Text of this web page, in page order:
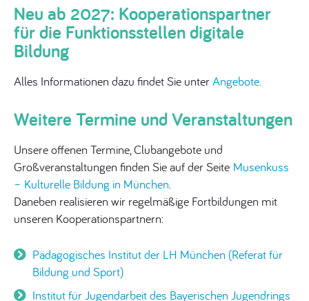
Neu ab 2027: Kooperationspartner
für die Funktionsstellen digitale
Bildung
Alles Informationen dazu findet Sie unterAngebote.
Weitere Termine und Veranstaltungen
Unsere offenen Termine, Clubangebote und
Großveranstaltungen finden Sie auf der Seite Musenkuss
– Kulturelle Bildung in München.
Daneben realisieren wir regelmäßige Fortbildungen mit
unseren Kooperationspartnern:
Pädagogisches Institut der LH München (Referat für
Bildung und Sport)
Institut für Jugendarbeit des Bayerischen Jugendrings